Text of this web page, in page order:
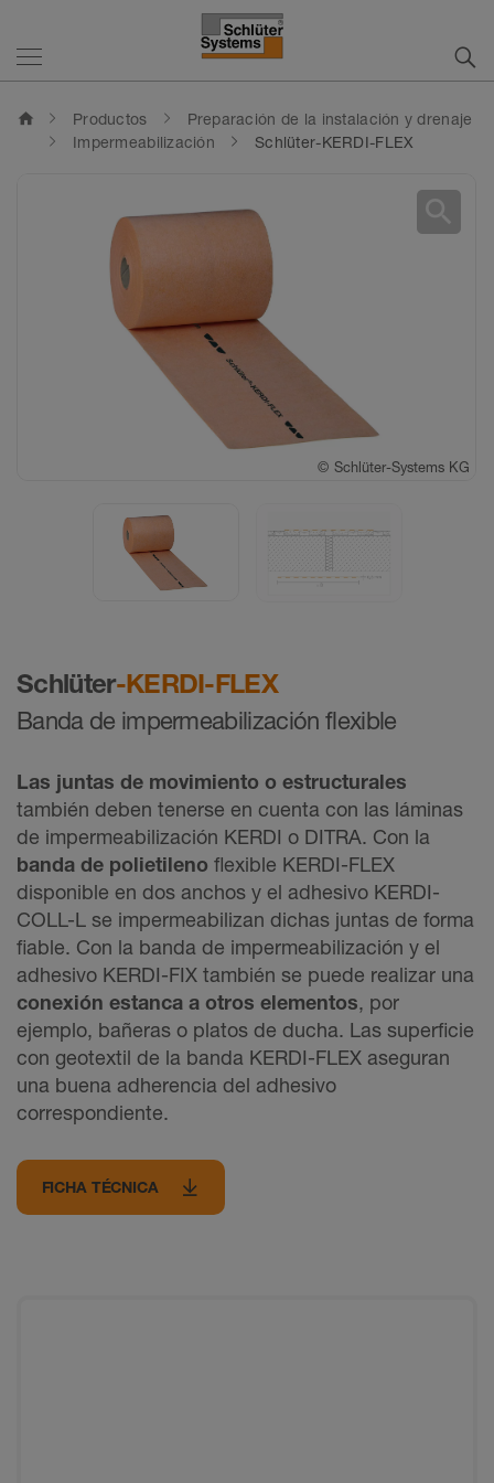
home Productos
Preparación de la instalación y drenaje
Impermeabilización
Schlüter-KERDI-FLEX
Schlüter-KERDI-FLEX
Banda de impermeabilización flexible
Las juntas de movimiento o estructurales
también deben tenerse en cuenta con las láminas
de impermeabilización KERDI o DITRA. Con la
banda de polietileno flexible KERDI-FLEX
disponible en dos anchos y el adhesivo KERDI-
COLL-L se impermeabilizan dichas juntas de forma
fiable. Con la banda de impermeabilización y el
adhesivo KERDI-FIX también se puede realizar una
conexión estanca a otros elementos, por
ejemplo, bañeras o platos de ducha. Las superficie
con geotextil de la banda KERDI-FLEX aseguran
una buena adherencia del adhesivo
correspondiente.
FICHA TÉCNICA
© Schlüter-Systems KG
© Schlüter-Systems KG